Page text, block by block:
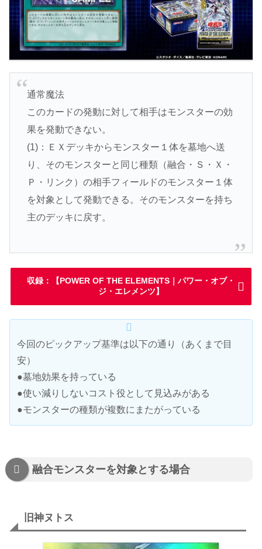
通常魔法
このカードの発動に対して相手はモンスターの効
果を発動できない。
(1)：ＥＸデッキからモンスター１体を墓地へ送
り、そのモンスターと同じ種類（融合・Ｓ・Ｘ・
Ｐ・リンク）の相手フィールドのモンスター１体
を対象として発動できる。そのモンスターを持ち
主のデッキに戻す。
収録：【POWER OF THE ELEMENTS｜パワー・オブ・
ジ・エレメンツ】
今回のピックアップ基準は以下の通り（あくまで目
安）
●墓地効果を持っている
●使い減りしないコスト役として見込みがある
●モンスターの種類が複数にまたがっている
融合モンスターを対象とする場合
旧神ヌトス